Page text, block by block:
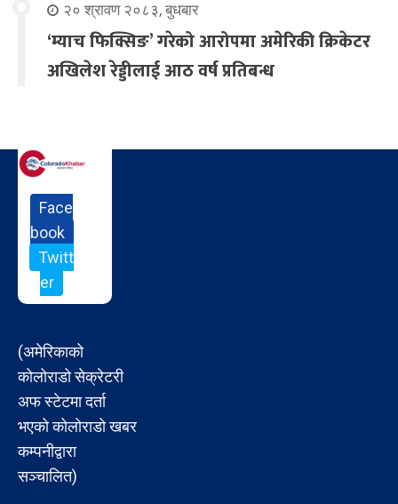
२० श्रावण २०८३, बुधबार
‘म्याच फिक्सिङ’ गरेको आरोपमा अमेरिकी क्रिकेटर
अखिलेश रेड्डीलाई आठ वर्ष प्रतिबन्ध
Face
book
Twitt
er
(अमेरिकाको
कोलोराडो सेक्रेटरी
अफ स्टेटमा दर्ता
भएको कोलोराडो खबर
कम्पनीद्वारा
सञ्चालित)